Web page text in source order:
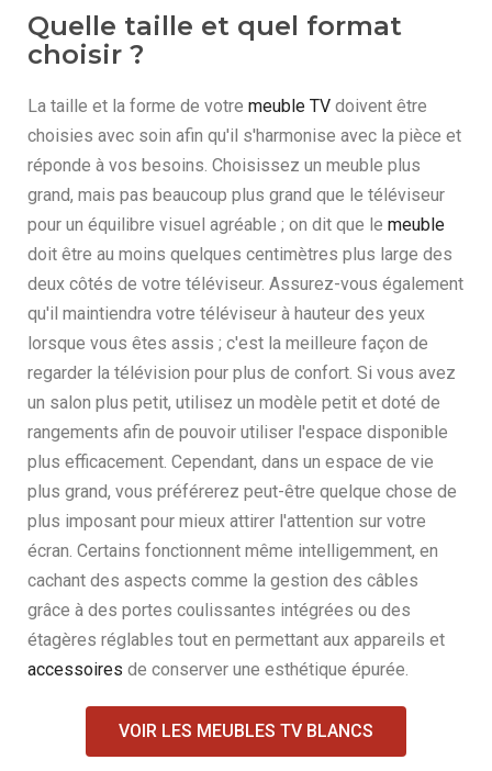
Quelle taille et quel format
choisir ?
La taille et la forme de votre meuble TV doivent être
choisies avec soin afin qu'il s'harmonise avec la pièce et
réponde à vos besoins. Choisissez un meuble plus
grand, mais pas beaucoup plus grand que le téléviseur
pour un équilibre visuel agréable ; on dit que le meuble
doit être au moins quelques centimètres plus large des
deux côtés de votre téléviseur. Assurez-vous également
qu'il maintiendra votre téléviseur à hauteur des yeux
lorsque vous êtes assis ; c'est la meilleure façon de
regarder la télévision pour plus de confort. Si vous avez
un salon plus petit, utilisez un modèle petit et doté de
rangements afin de pouvoir utiliser l'espace disponible
plus efficacement. Cependant, dans un espace de vie
plus grand, vous préférerez peut-être quelque chose de
plus imposant pour mieux attirer l'attention sur votre
écran. Certains fonctionnent même intelligemment, en
cachant des aspects comme la gestion des câbles
grâce à des portes coulissantes intégrées ou des
étagères réglables tout en permettant aux appareils et
accessoires de conserver une esthétique épurée.
VOIR LES MEUBLES TV BLANCS